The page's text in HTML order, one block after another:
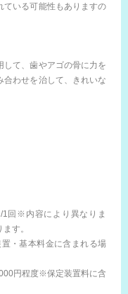
ている可能性もありますの
して、歯やアゴの骨に力を
合わせを治して、きれいな
1回※内容により異なりま
す。
・基本料金に含まれる場
円程度※保定装置料に含